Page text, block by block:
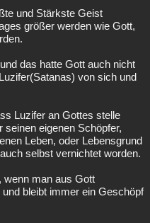
und Stärkste Geist
größer werden wie Gott,
das hatte Gott auch nicht
von sich und
Luzifer an Gottes stelle
seinen eigenen Schöpfer,
Leben, oder Lebensgrund
selbst vernichtet worden.
wenn man aus Gott
bleibt immer ein Geschöpf